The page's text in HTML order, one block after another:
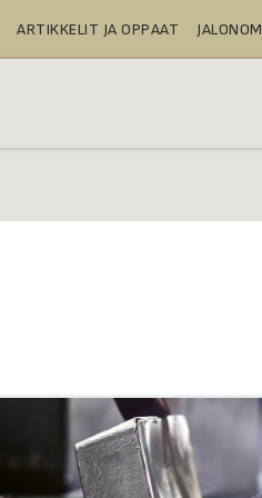
ARTIKKELIT JA OPPAAT JALONOM